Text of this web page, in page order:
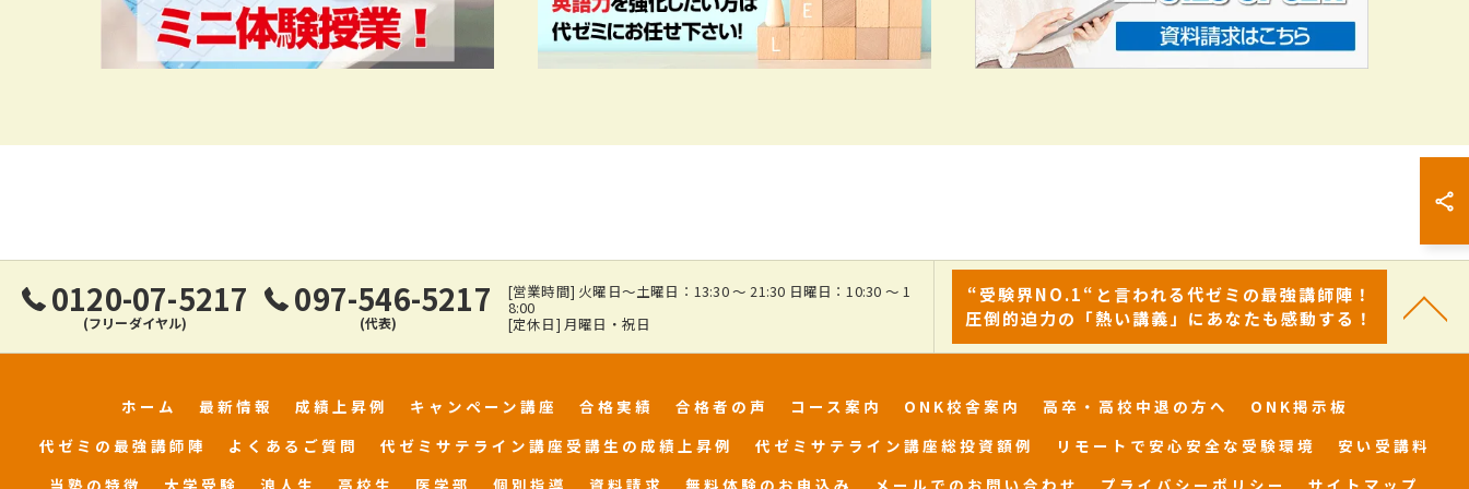
0120-07-5217
(フリーダイヤル)
097-546-5217
(代表)
[営業時間] 火曜日～土曜日：13:30 ～ 21:30 日曜日：10:30 ～ 1
8:00
[定休日] 月曜日・祝日
“受験界NO.1“と言われる代ゼミの最強講師陣！
圧倒的迫力の「熱い講義」にあなたも感動する！
ホーム 最新情報 成績上昇例 キャンペーン講座 合格実績 合格者の声 コース案内 ONK校舎案内 高卒・高校中退の方へ
ONK掲示板
代ゼミの最強講師陣
よくあるご質問 代ゼミサテライン講座受講生の成績上昇例 代ゼミサテライン講座総投資額例 リモートで安心安全な受験環境
安い受講料
当塾の特徴
大学受験 浪人生 高校生 医学部 個別指導 資料請求 無料体験のお申込み メールでのお問い合わせ プライバシーポリシー サイトマップ